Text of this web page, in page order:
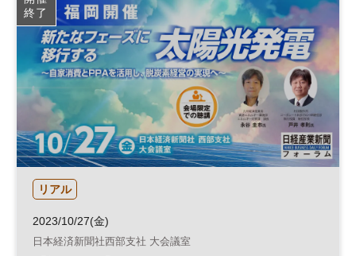
エネルギー サステナブル 投資 ESG
経営戦略 太陽光発電 ESG投資 参加無料
日経産業新聞フォーラム
終了
リアル
2023/10/27(金)
日本経済新聞社西部支社 大会議室